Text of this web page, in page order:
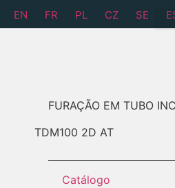
EN FR PL CZ SE
FURAÇÃO EM TUBO
TDM100 2D AT
Catálogo